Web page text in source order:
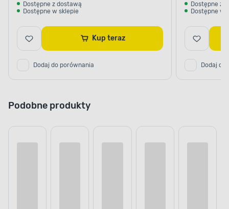
Dostępne z dostawą
Dostępne w sklepie
Kup teraz
Dodaj do porównania
Dostępne z
Dostępne w
Dodaj do
Podobne produkty